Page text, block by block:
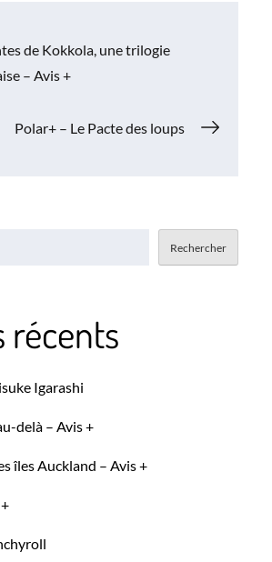
de Kokkola, une trilogie
– Avis +
Polar+ – Le Pacte des loups
Rechercher
récents
Igarashi
delà – Avis +
îles Auckland – Avis +